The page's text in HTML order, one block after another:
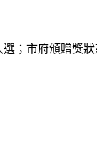
；市府頒贈獎狀